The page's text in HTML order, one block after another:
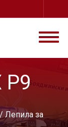
P9
Лепила за